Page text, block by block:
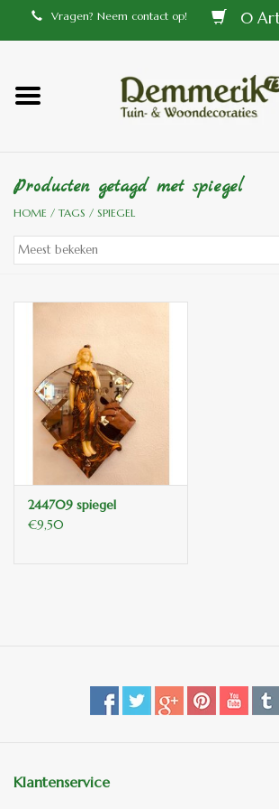
Vragen? Neem contact op! 0
Home
Tiffany lampen
Tuindecoraties
Bronzen beelden voor
binnen en of buiten.
ANTIEK , Curiosa en
Replica's
Producten getagd met spiegel
HOME / TAGS / SPIEGEL
244709 spiegel
€9,50
Klantenservice